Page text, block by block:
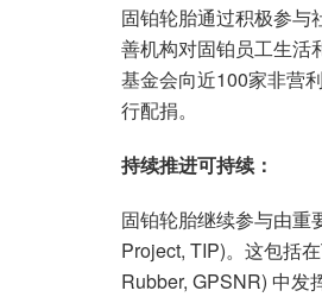
固铂轮胎通过积极参与
善机构对固铂员工生活
基金会向近100家非营
行配捐。
持续推进可持续：
固铂轮胎继续参与由重
Project, TIP)。这包括
Rubber, GPSNR) 中发